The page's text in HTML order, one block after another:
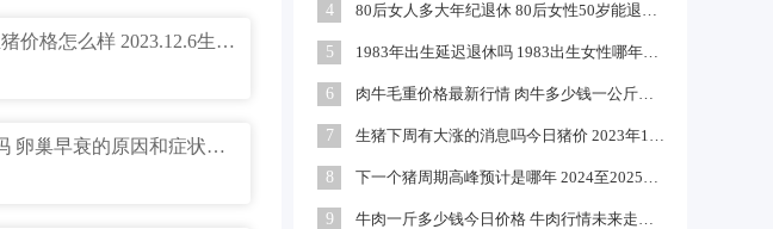
2023年12月6号生猪价格怎么样 2023.12.6生猪价格跌涨表什么情况
卵巢早衰能治好吗 卵巢早衰的原因和症状有哪些
4 80后女人多大年纪退休 80后女性50岁能退休吗
5 1983年出生延迟退休吗 1983出生女性哪年退休
6 肉牛毛重价格最新行情 肉牛多少钱一公斤毛重
7 生猪下周有大涨的消息吗今日猪价 2023年12月份猪价预测
8 下一个猪周期高峰预计是哪年 2024至2025年母猪和仔猪行情
9 牛肉一斤多少钱今日价格 牛肉行情未来走势预测